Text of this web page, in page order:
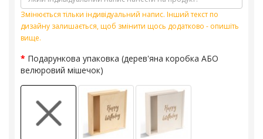
Змінюється тільки індивідуальний напис. Інший текст по
дизайну залишається, щоб змінити щось додатково - опишіть
вище.
Подарункова упаковка (дерев'яна коробка АБО
велюровий мішечок)